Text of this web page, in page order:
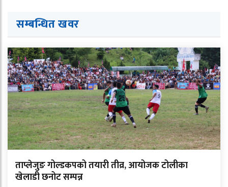
सम्बन्धित खवर
ताप्लेजुङ गोल्डकपको तयारी तीव्र, आयोजक टोलीका
खेलाडी छनोट सम्पन्न